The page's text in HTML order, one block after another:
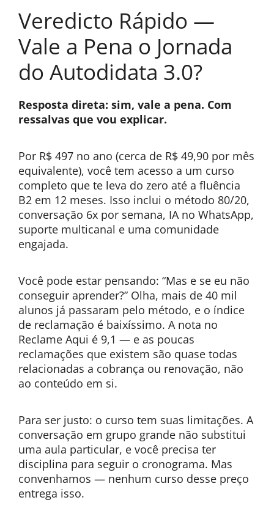
Veredicto Rápido —
Vale a Pena o Jornada
do Autodidata 3.0?
Resposta direta: sim, vale a pena. Com
ressalvas que vou explicar.
Por R$ 497 no ano (cerca de R$ 49,90 por mês
equivalente), você tem acesso a um curso
completo que te leva do zero até a fluência
B2 em 12 meses. Isso inclui o método 80/20,
conversação 6x por semana, IA no WhatsApp,
suporte multicanal e uma comunidade
engajada.
Você pode estar pensando: “Mas e se eu não
conseguir aprender?” Olha, mais de 40 mil
alunos já passaram pelo método, e o índice
de reclamação é baixíssimo. A nota no
Reclame Aqui é 9,1 — e as poucas
reclamações que existem são quase todas
relacionadas a cobrança ou renovação, não
ao conteúdo em si.
Para ser justo: o curso tem suas limitações. A
conversação em grupo grande não substitui
uma aula particular, e você precisa ter
disciplina para seguir o cronograma. Mas
convenhamos — nenhum curso desse preço
entrega isso.